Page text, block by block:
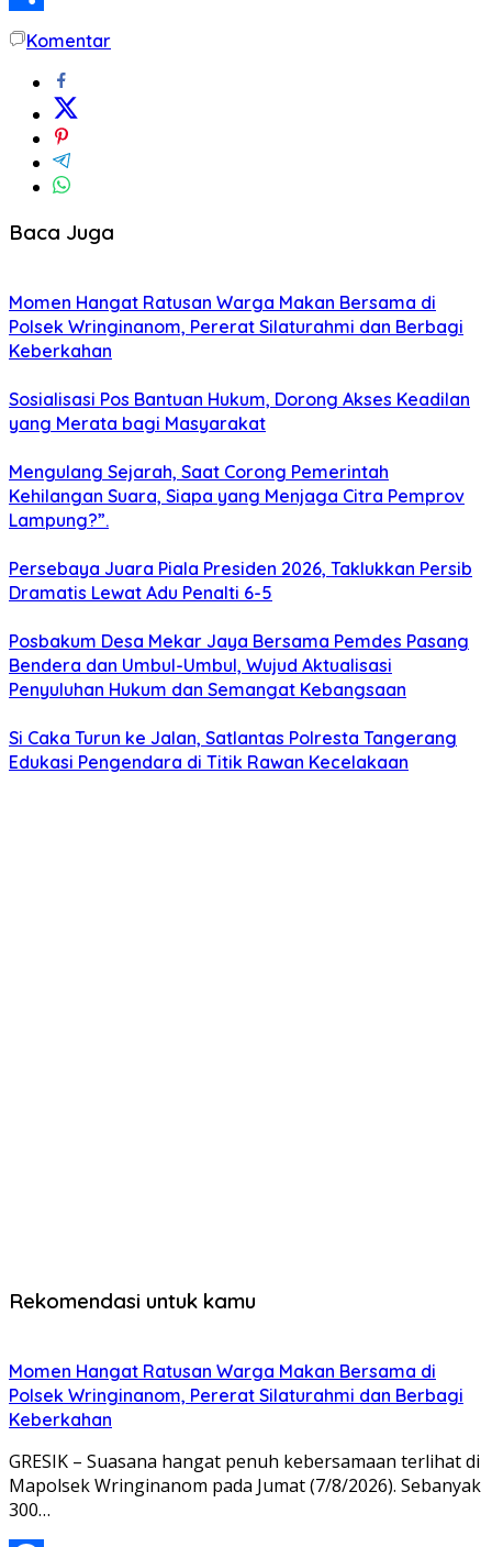
ShareKomentar
Baca Juga
Momen Hangat Ratusan Warga Makan Bersama di
Polsek Wringinanom, Pererat Silaturahmi dan Berbagi
Keberkahan
Sosialisasi Pos Bantuan Hukum, Dorong Akses Keadilan
yang Merata bagi Masyarakat
Mengulang Sejarah, Saat Corong Pemerintah
Kehilangan Suara, Siapa yang Menjaga Citra Pemprov
Lampung?”.
Persebaya Juara Piala Presiden 2026, Taklukkan Persib
Dramatis Lewat Adu Penalti 6-5
Posbakum Desa Mekar Jaya Bersama Pemdes Pasang
Bendera dan Umbul-Umbul, Wujud Aktualisasi
Penyuluhan Hukum dan Semangat Kebangsaan
Si Caka Turun ke Jalan, Satlantas Polresta Tangerang
Edukasi Pengendara di Titik Rawan Kecelakaan
Rekomendasi untuk kamu
Momen Hangat Ratusan Warga Makan Bersama di
Polsek Wringinanom, Pererat Silaturahmi dan Berbagi
Keberkahan
GRESIK – Suasana hangat penuh kebersamaan terlihat di
Mapolsek Wringinanom pada Jumat (7/8/2026). Sebanyak
300…